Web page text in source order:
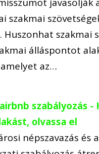
szakmai
Huszonhat szakmai
álláspontot
az…
szabályozás -
olvassa el
népszavazás és